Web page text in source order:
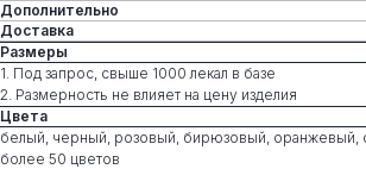
Дополнительно
Доставка
Размеры
1. Под запрос, свыше 1000 лекал в базе
2. Размерность не влияет на цену изделия
Цвета
белый, черный, розовый, бирюзовый, оранжевый,
более 50 цветов